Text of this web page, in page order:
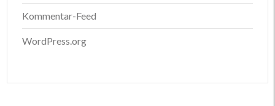
Kommentar-Feed
WordPress.org